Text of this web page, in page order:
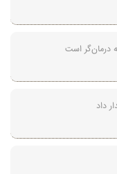
درمان‌گر است
داد